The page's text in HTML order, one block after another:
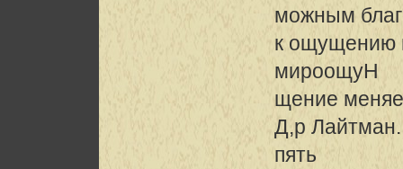
можным
к ощущению
мироощуH
щение
Д,р
пять